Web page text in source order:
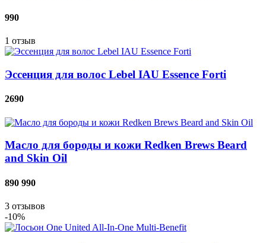
990
1 отзыв
Эссенция для волос Lebel IAU Essence Forti
2690
Масло для бороды и кожи Redken Brews Beard
and Skin Oil
890 990
3 отзывов
-10%